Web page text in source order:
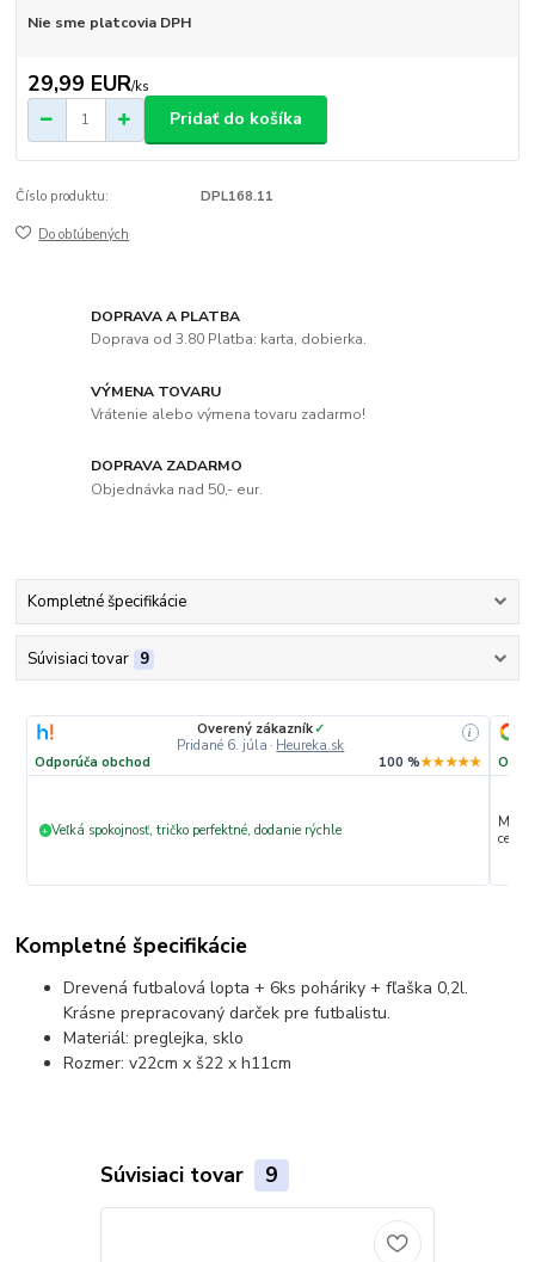
Nie sme platcovia DPH
29,99 EUR/ks
Pridať do košíka
Číslo produktu: DPL168.11
Do obľúbených
DOPRAVA A PLATBA
Doprava od 3.80 Platba: karta, dobierka.
VÝMENA TOVARU
Vrátenie alebo výmena tovaru zadarmo!
DOPRAVA ZADARMO
Objednávka nad 50,- eur.
Kompletné špecifikácie
Súvisiaci tovar 9
Overený zákazník✓
Pridané 6. júla · Heureka.sk
i
Odporúča obchod 100 %★★★★★
+ Veľká spokojnosť, tričko perfektné, dodanie rýchle
Max.
ceny
Kompletné špecifikácie
Drevená futbalová lopta + 6ks poháriky + fľaška 0,2l.
Krásne prepracovaný darček pre futbalistu.
Materiál: preglejka, sklo
Rozmer: v22cm x š22 x h11cm
Súvisiaci tovar 9